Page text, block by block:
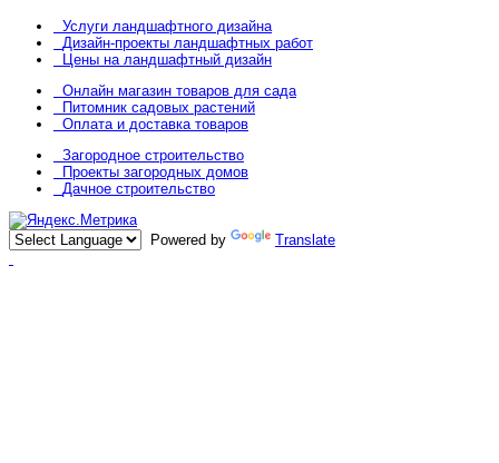
Услуги ландшафтного дизайна
Дизайн-проекты ландшафтных работ
Цены на ландшафтный дизайн
Онлайн магазин товаров для сада
Питомник садовых растений
Оплата и доставка товаров
Загородное строительство
Проекты загородных домов
Дачное строительство
Powered by Translate